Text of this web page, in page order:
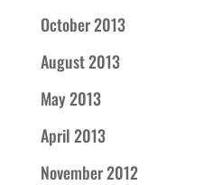
October 2013
August 2013
May 2013
April 2013
November 2012